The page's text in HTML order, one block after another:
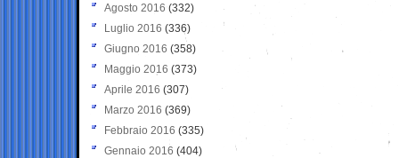
Agosto 2016 (332)
Luglio 2016 (336)
Giugno 2016 (358)
Maggio 2016 (373)
Aprile 2016 (307)
Marzo 2016 (369)
Febbraio 2016 (335)
Gennaio 2016 (404)